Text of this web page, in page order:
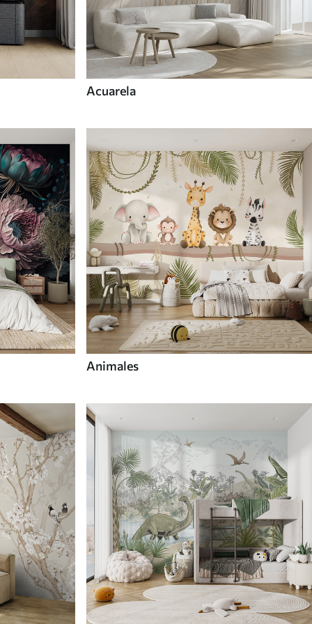
Acuarela
Animales